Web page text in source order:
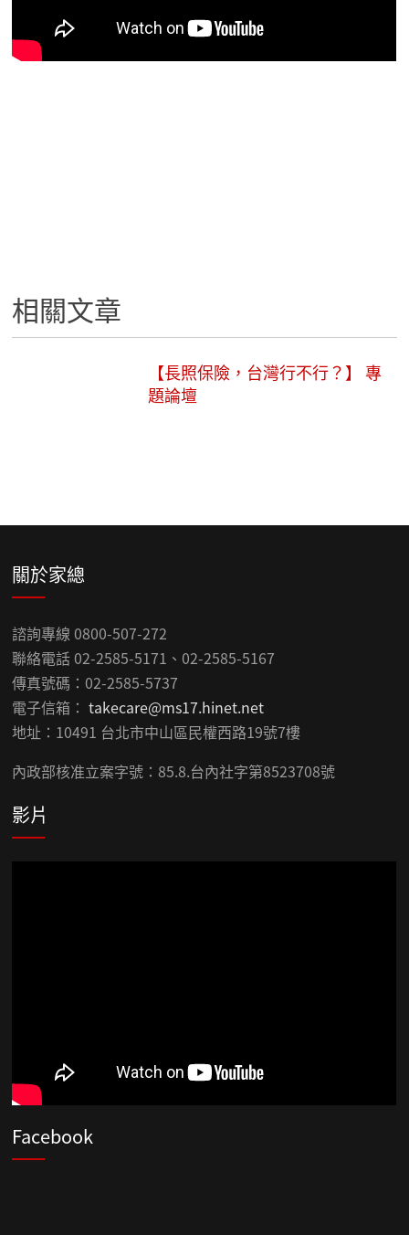
相關文章
【長照保險，台灣行不行？】 專
題論壇
關於家總
諮詢專線 0800-507-272
聯絡電話 02-2585-5171、02-2585-5167
傳真號碼：02-2585-5737
電子信箱：takecare@ms17.hinet.net
地址：10491 台北市中山區民權西路19號7樓
內政部核准立案字號：85.8.台內社字第8523708號
影片
Facebook